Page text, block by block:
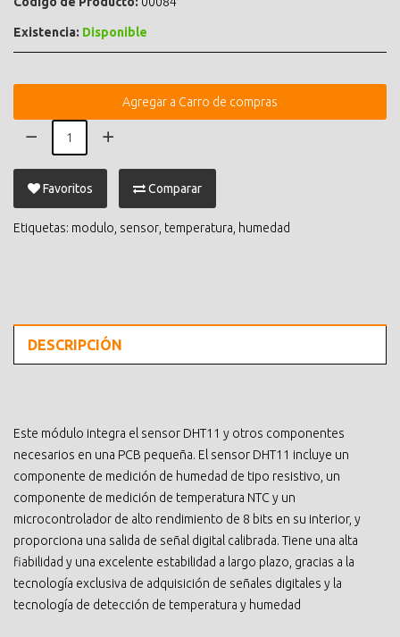
Existencia: Disponible
Agregar a Carro de compras
Favoritos Comparar
Etiquetas: modulo sensor temperatura humedad
DESCRIPCIÓN
Este módulo integra el sensor DHT11 y otros componentes
necesarios en una PCB pequeña. El sensor DHT11 incluye un
componente de medición de humedad de tipo resistivo, un
componente de medición de temperatura NTC y un
microcontrolador de alto rendimiento de 8 bits en su interior, y
proporciona una salida de señal digital calibrada. Tiene una alta
fiabilidad y una excelente estabilidad a largo plazo, gracias a la
tecnología exclusiva de adquisición de señales digitales y la
tecnología de detección de temperatura y humedad